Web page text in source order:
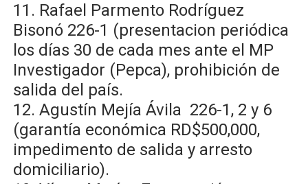
11. Rafael Parmento Rodríguez
Bisonó 226-1 (presentacion periódica
los días 30 de cada mes ante el MP
Investigador (Pepca), prohibición de
salida del país.
12. Agustín Mejía Ávila 226-1, 2 y 6
(garantía económica RD$500,000,
impedimento de salida y arresto
domiciliario).